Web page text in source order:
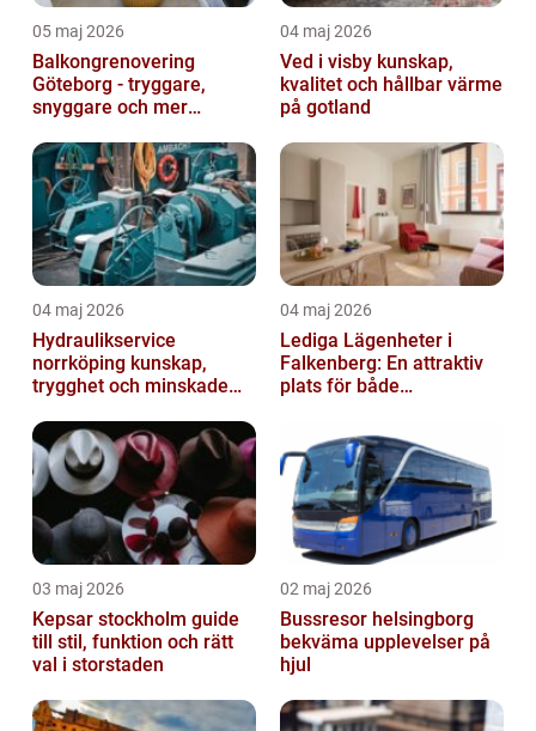
05 maj 2026
Balkongrenovering
Göteborg - tryggare,
snyggare och mer
04 maj 2026
Ved i visby kunskap,
kvalitet och hållbar värme
på gotland
04 maj 2026
Hydraulikservice
norrköping kunskap,
trygghet och minskade
04 maj 2026
Lediga Lägenheter i
Falkenberg: En attraktiv
plats för både
semesterfirare
03 maj 2026
Kepsar stockholm guide
till stil, funktion och rätt
val i storstaden
02 maj 2026
Bussresor helsingborg
bekväma upplevelser på
hjul